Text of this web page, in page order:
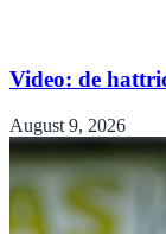
Video: de
August 9, 2026